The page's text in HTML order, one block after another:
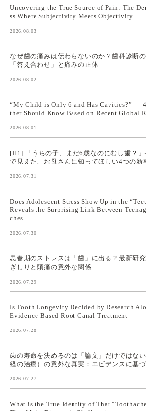
Uncovering the True Source of Pain: The
ss Where Subjectivity Meets Objectivity
2026.08.03
なぜ歯の痛みは伝わらないのか？歯科診断
「答え合わせ」と痛みの正体
2026.08.02
“My Child is Only 6 and Has Cavities?” —
ther Should Know Based on Recent Global
2026.08.01
[H1] 「うちの子、まだ6歳なのにむし歯？
で見えた、お母さんに知ってほしい4つの新
2026.07.31
Does Adolescent Stress Show Up in the
Reveals the Surprising Link Between
ches
2026.07.30
思春期のストレスは「歯」に出る？最新研
ぎしりと頭痛の意外な関係
2026.07.29
Is Tooth Longevity Decided by Research
Evidence-Based Root Canal Treatment
2026.07.28
歯の寿命を決めるのは「論文」だけではな
経の治療）の意外な真実：エビデンスに基
2026.07.27
What is the True Identity of That